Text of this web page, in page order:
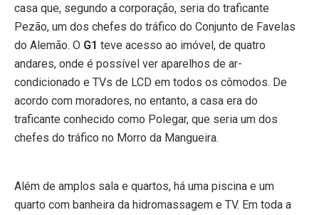
casa que, segundo a corporação, seria do traficante
Pezão, um dos chefes do tráfico do Conjunto de Favelas
do Alemão. O G1 teve acesso ao imóvel, de quatro
andares, onde é possível ver aparelhos de ar-
condicionado e TVs de LCD em todos os cômodos. De
acordo com moradores, no entanto, a casa era do
traficante conhecido como Polegar, que seria um dos
chefes do tráfico no Morro da Mangueira.
Além de amplos sala e quartos, há uma piscina e um
quarto com banheira da hidromassagem e TV. Em toda a